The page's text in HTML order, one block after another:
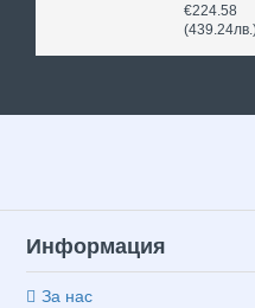
€224.58
Информация
За нас